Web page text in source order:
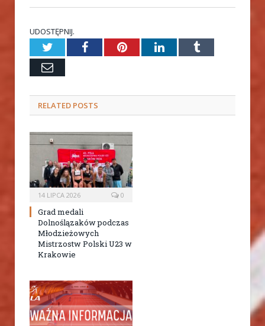
UDOSTĘPNIJ.
TwitterFacebookPinterestLinkedInTumblr
Email
RELATED POSTS
14 LIPCA 2026 0
Grad medali
Dolnoślązaków podczas
Młodzieżowych
Mistrzostw Polski U23 w
Krakowie